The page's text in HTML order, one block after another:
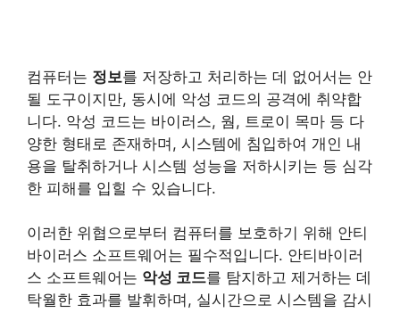
컴퓨터는 정보를 저장하고 처리하는 데 없어서는 안
될 도구이지만, 동시에 악성 코드의 공격에 취약합
니다. 악성 코드는 바이러스, 웜, 트로이 목마 등 다
양한 형태로 존재하며, 시스템에 침입하여 개인 내
용을 탈취하거나 시스템 성능을 저하시키는 등 심각
한 피해를 입힐 수 있습니다.
이러한 위협으로부터 컴퓨터를 보호하기 위해 안티
바이러스 소프트웨어는 필수적입니다. 안티바이러
스 소프트웨어는 악성 코드를 탐지하고 제거하는 데
탁월한 효과를 발휘하며, 실시간으로 시스템을 감시